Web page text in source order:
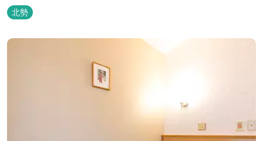
食、イタリアン、中華と多彩な三重の味をどうぞお楽しみくださ
い。近鉄四日市駅から徒歩３分と、公共交通機関でのお越しにも大
変便利です。
北勢